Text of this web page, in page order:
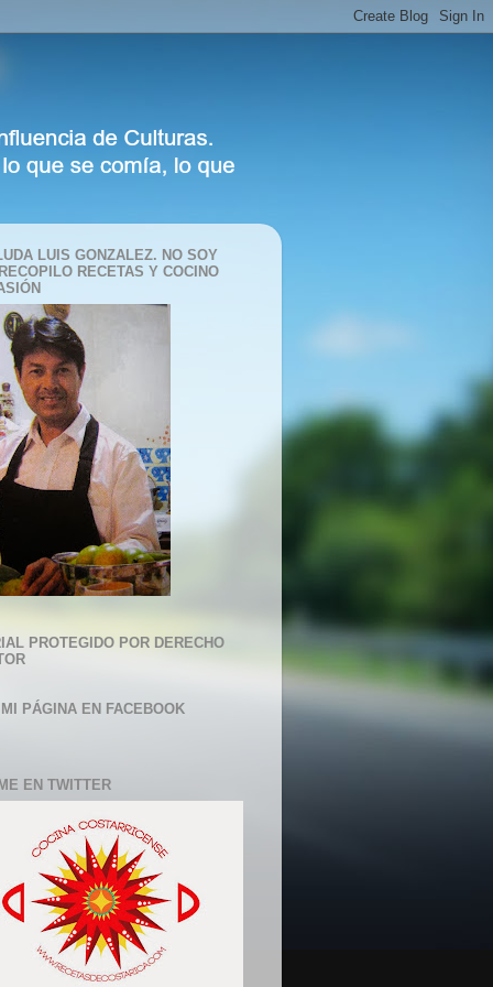
LUIS GONZALEZ. NO SOY
RECETAS Y COCINO
PROTEGIDO POR DERECHO
PÁGINA EN FACEBOOK
EN TWITTER